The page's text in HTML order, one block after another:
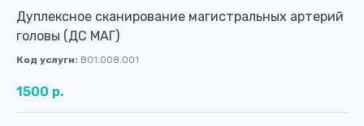
Дуплексное сканирование магистральных артерий
головы (ДС МАГ)
Код услуги: B01.008.001
1500 р.